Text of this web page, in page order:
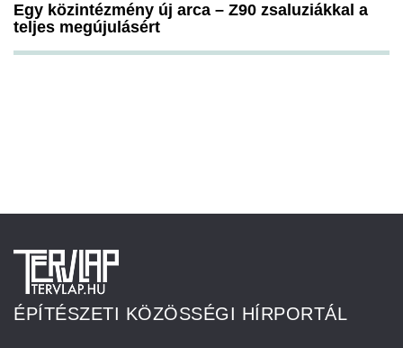
Egy közintézmény új arca – Z90 zsaluziákkal a
teljes megújulásért
ÉPÍTÉSZETI KÖZÖSSÉGI HÍRPORTÁL